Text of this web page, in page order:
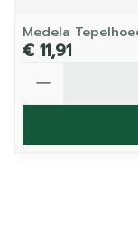
Medela
€ 11,91